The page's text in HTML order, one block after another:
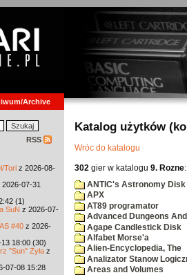
Archive
RSS
Tori z 2026-08-
2026-07-31
(1)
SuN z 2026-07-
#40 z 2026-
18:00 (30)
"Sun" Żyła z
07-08 15:28
Katalog użytków
Wróc do katalogu
302 gier w katalogu 9. Rozne:
ANTIC's Astronomy Disk
APX
AT89 programator
Advanced Dungeons
Agape Candlestick Disk
Alfabet Morse'a
Alien-Encyclopedia, The
Analizator Stanow
Areas and Volumes